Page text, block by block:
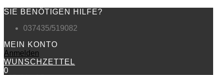
SIE BENÖTIGEN HILFE?
037435/519082
MEIN KONTO
Anmelden
WUNSCHZETTEL
0